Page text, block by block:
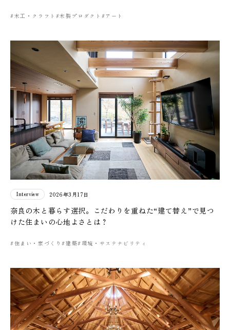
#木工・クラフト #木製プロダクト #アート
Interview 2026年3月17日
奈良の木と暮らす選択。こだわりを重ねた“建て替え”で見つ
けた住まいの心地よさとは？
#住まい・家づくり#建築#環境・サステナビリティ